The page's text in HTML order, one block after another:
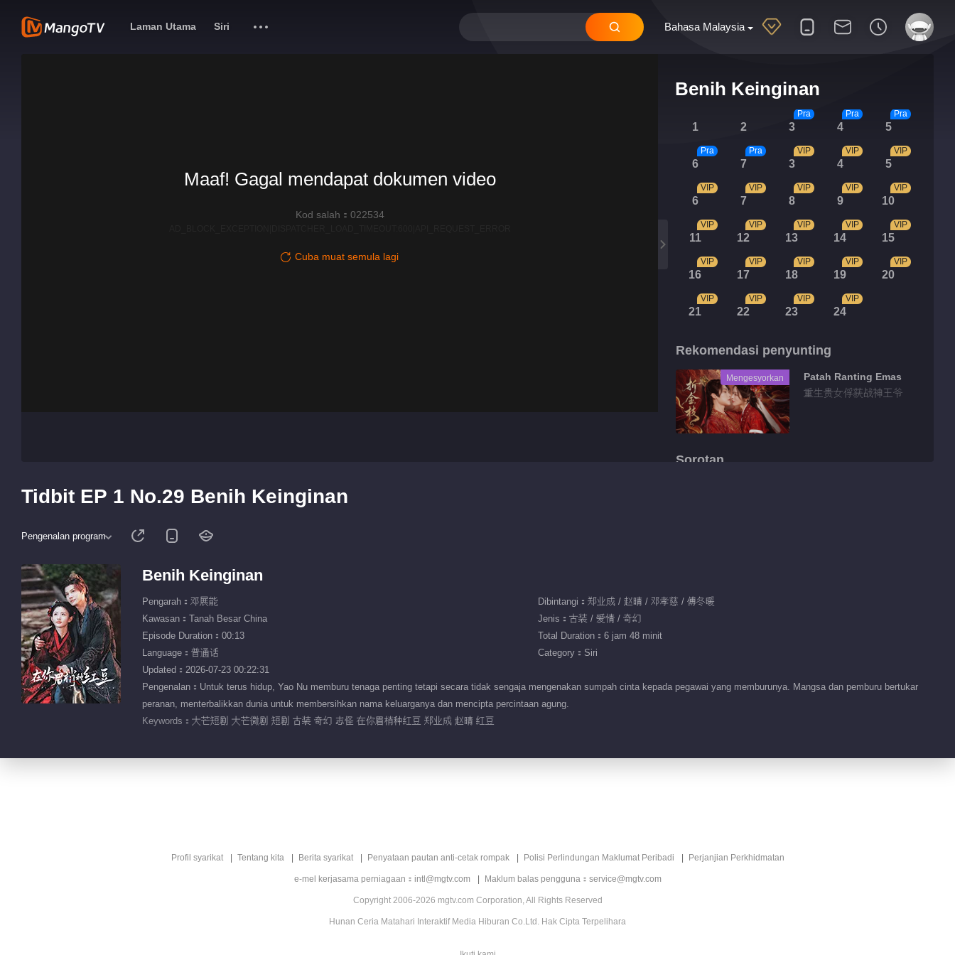
Bahasa Malaysia
Laman Utama Siri
Benih Keinginan
1 2 3
Pra
4
Pra
5
Pra
6
Pra
7
Pra
3
VIP
4
VIP
5
VIP
6
VIP
7
VIP
8
VIP
9
VIP
10
VIP
11
VIP
12
VIP
13
VIP
14
VIP
15
VIP
16
VIP
17
VIP
18
VIP
19
VIP
20
VIP
21
VIP
22
VIP
23
VIP
24
VIP
Rekomendasi penyunting
Mengesyorkan
Patah Ranting Emas
重生贵女俘获战神王爷
Sorotan
Maaf! Gagal mendapat dokumen video
Kod salah：022534
Cuba muat semula lagi
Tidbit EP 1 No.29 Benih Keinginan
Pengenalan program
Benih Keinginan
Pengarah：邓展能
Dibintangi：郑业成 / 赵晴 / 邓孝慈 / 傅冬暖
Kawasan：Tanah Besar China
Jenis：古装 / 爱情 / 奇幻
Episode Duration：00:13
Total Duration：6 jam 48 minit
Language：普通话
Category：Siri
Updated：2026-07-23 00:22:31
Pengenalan：Untuk terus hidup, Yao Nu memburu tenaga penting tetapi secara tidak sengaja mengenakan sumpah cinta kepada pegawai yang memburunya. Mangsa dan pemburu bertukar
peranan, menterbalikkan dunia untuk membersihkan nama keluarganya dan mencipta percintaan agung.
Keywords： 大芒短剧 大芒微剧 短剧 古装 奇幻 志怪 在你眉梢种红豆 郑业成 赵晴 红豆
Profil syarikat Tentang kita Berita syarikat Penyataan pautan anti-cetak rompak Polisi Perlindungan Maklumat Peribadi Perjanjian Perkhidmatan
e-mel kerjasama perniagaan：intl@mgtv.com Maklum balas pengguna：service@mgtv.com
Copyright 2006-2026 mgtv.com Corporation, All Rights Reserved
Hunan Ceria Matahari Interaktif Media Hiburan Co.Ltd. Hak Cipta Terpelihara